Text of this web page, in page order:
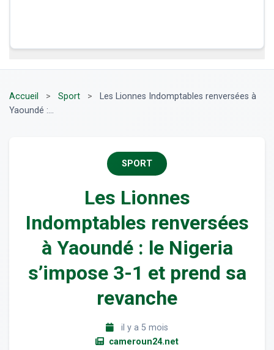
Accueil > Sport >
Les Lionnes Indomptables renversées à
Yaoundé :...
SPORT
Les Lionnes
Indomptables renversées
à Yaoundé : le Nigeria
s’impose 3-1 et prend sa
revanche
il y a 5 mois
cameroun24.net